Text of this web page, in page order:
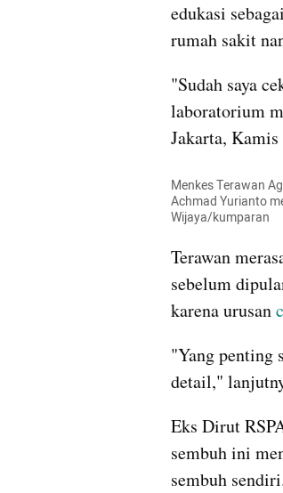
edukasi
rumah sakit
laboratorium
Jakarta,
Menkes Terawan
Achmad Yurianto
Wijaya/kumparan
Terawan
sebelum
karena urusan
"Yang penting
detail,"
Eks Dirut
sembuh ini
sembuh